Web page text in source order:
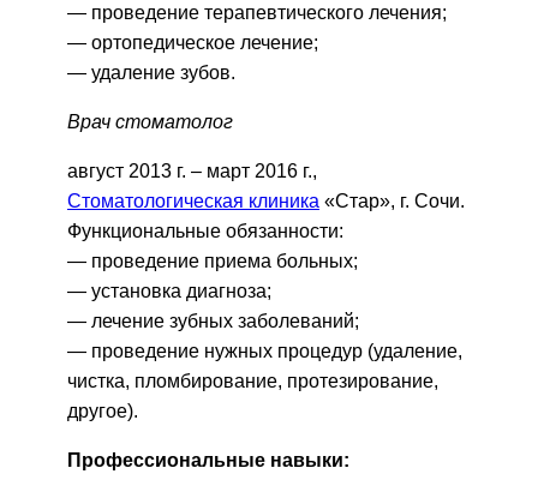
— проведение терапевтического лечения;
— ортопедическое лечение;
— удаление зубов.
Врач стоматолог
август 2013 г. – март 2016 г.,
Стоматологическая клиника «Стар», г. Сочи.
Функциональные обязанности:
— проведение приема больных;
— установка диагноза;
— лечение зубных заболеваний;
— проведение нужных процедур (удаление,
чистка, пломбирование, протезирование,
другое).
Профессиональные навыки: